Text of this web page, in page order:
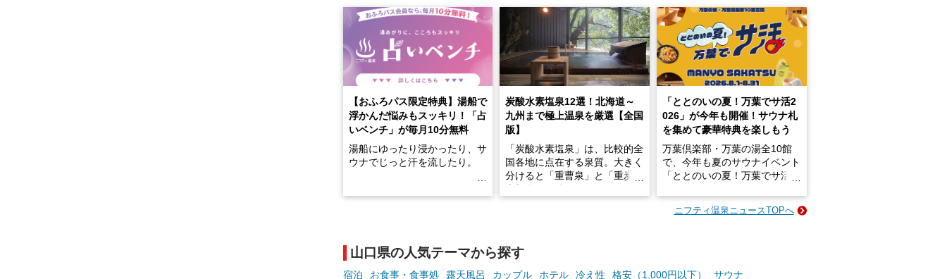
【おふろパス限定特典】湯船で
浮かんだ悩みもスッキリ！「占
いベンチ」が毎月10分無料
湯船にゆったり浸かったり、サ
ウナでじっと汗を流したり。
っとした悩み」が、頭に浮かん
でくることはありませんか？
炭酸水素塩泉12選！北海道～
九州まで極上温泉を厳選【全国
版】
「炭酸水素塩泉」は、比較的全
国各地に点在する泉質。大きく
分けると「重曹泉」と「重炭酸
す。
「ととのいの夏！万葉でサ活2
026」が今年も開催！サウナ札
を集めて豪華特典を楽しもう
万葉倶楽部・万葉の湯全10館
で、今年も夏のサウナイベント
「ととのいの夏！万葉でサ活2
2026年8月1日（土）～8月31
札」を集めることで、オリジナ
ニフティ温泉ニュースTOPへ
山口県の人気テーマから探す
宿泊 お食事・食事処 露天風呂 カップル ホテル 冷え性 格安（1,000円以下）
サウナ